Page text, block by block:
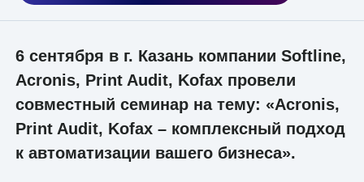
6 сентября в г. Казань компании Softline,
Acronis, Print Audit, Kofax провели
совместный семинар на тему: «Acronis,
Print Audit, Kofax – комплексный подход
к автоматизации вашего бизнеса».